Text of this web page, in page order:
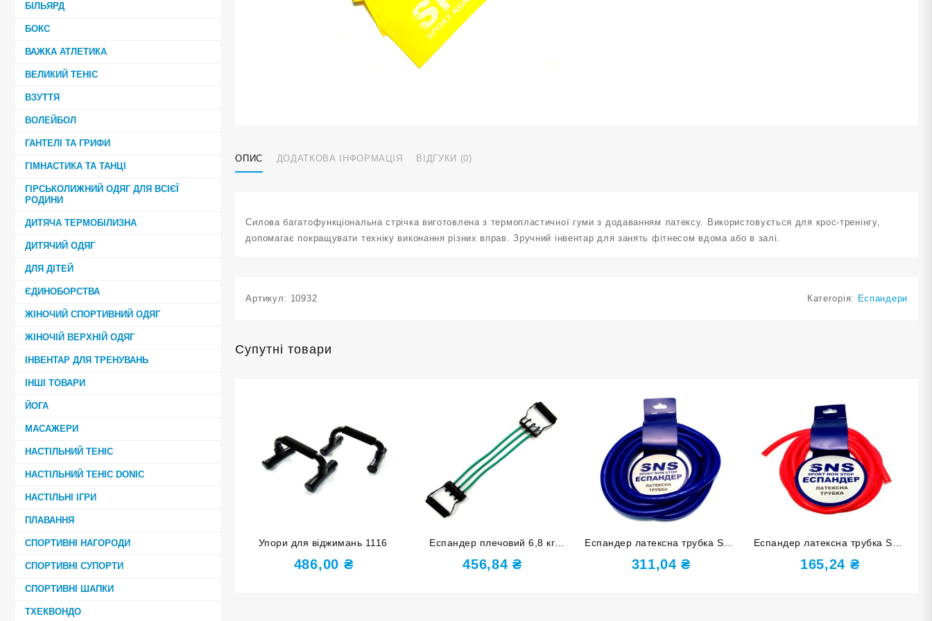
БІЛЬЯРД
БОКС
ВАЖКА АТЛЕТИКА
ВЕЛИКИЙ ТЕНІС
ВЗУТТЯ
ВОЛЕЙБОЛ
ГАНТЕЛІ ТА ГРИФИ
ГІМНАСТИКА ТА ТАНЦІ
ГІРСЬКОЛИЖНИЙ ОДЯГ ДЛЯ ВСІЄЇ
РОДИНИ
ДИТЯЧА ТЕРМОБІЛИЗНА
ДИТЯЧИЙ ОДЯГ
ДЛЯ ДІТЕЙ
ЄДИНОБОРСТВА
ЖІНОЧИЙ СПОРТИВНИЙ ОДЯГ
ЖІНОЧІЙ ВЕРХНІЙ ОДЯГ
ІНВЕНТАР ДЛЯ ТРЕНУВАНЬ
ІНШІ ТОВАРИ
ЙОГА
МАСАЖЕРИ
НАСТІЛЬНИЙ ТЕНІС
НАСТІЛЬНИЙ ТЕНІС DONIC
НАСТІЛЬНІ ІГРИ
ПЛАВАННЯ
СПОРТИВНІ НАГОРОДИ
СПОРТИВНІ СУПОРТИ
СПОРТИВНІ ШАПКИ
ТХЕКВОНДО
ОПИС ДОДАТКОВА ІНФОРМАЦІЯ ВІДГУКИ (0)
Силова багатофункціональна стрічка виготовлена з термопластичної гуми з додаванням латексу. Використовується для крос-тренінгу,
допомагає покращувати техніку виконання різних вправ. Зручний інвентар для занять фітнесом вдома або в залі.
Артикул: 10932 Категорія: Еспандери
Супутні товари
Упори для віджимань 1116
486,00 ₴
Еспандер плечовий 6,8 кг
WX8006-15LB
456,84₴
Еспандер латексна трубка SNS
heavy G120-35
311,04₴
Еспандер латексна трубка SNS
light G90-20
165,24 ₴